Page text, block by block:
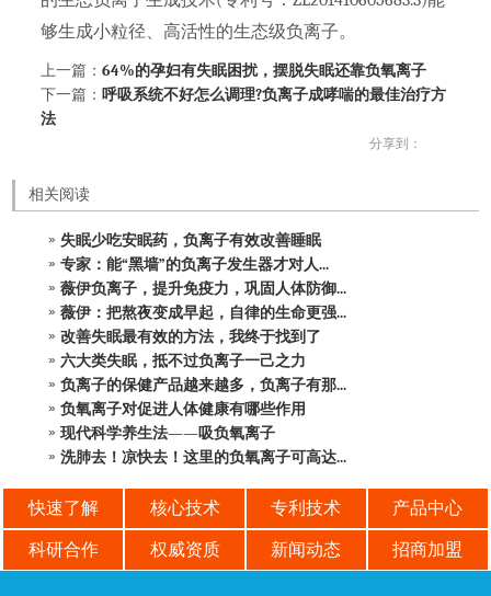
够生成小粒径、高活性的生态级负离子。
上一篇：64%的孕妇有失眠困扰，摆脱失眠还靠负氧离子
下一篇：呼吸系统不好怎么调理?负离子成哮喘的最佳治疗方
法
分享到：
相关阅读
失眠少吃安眠药，负离子有效改善睡眠
专家：能“黑墙”的负离子发生器才对人...
薇伊负离子，提升免疫力，巩固人体防御...
薇伊：把熬夜变成早起，自律的生命更强...
改善失眠最有效的方法，我终于找到了
六大类失眠，抵不过负离子一己之力
负离子的保健产品越来越多，负离子有那...
负氧离子对促进人体健康有哪些作用
现代科学养生法——吸负氧离子
洗肺去！凉快去！这里的负氧离子可高达...
快速了解 核心技术 专利技术 产品中心
科研合作 权威资质 新闻动态 招商加盟